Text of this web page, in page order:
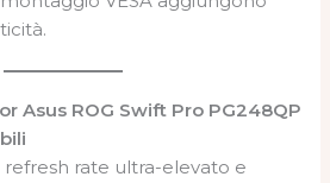
Asus ROG Swift Pro PG248QP
rate ultra-elevato e